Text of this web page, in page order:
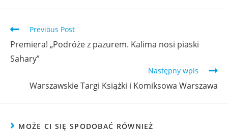
Previous Post
Premiera! „Podróże z pazurem. Kalima nosi piaski
Sahary”
Następny wpis
Warszawskie Targi Książki i Komiksowa Warszawa
MOŻE CI SIĘ SPODOBAĆ RÓWNIEŻ